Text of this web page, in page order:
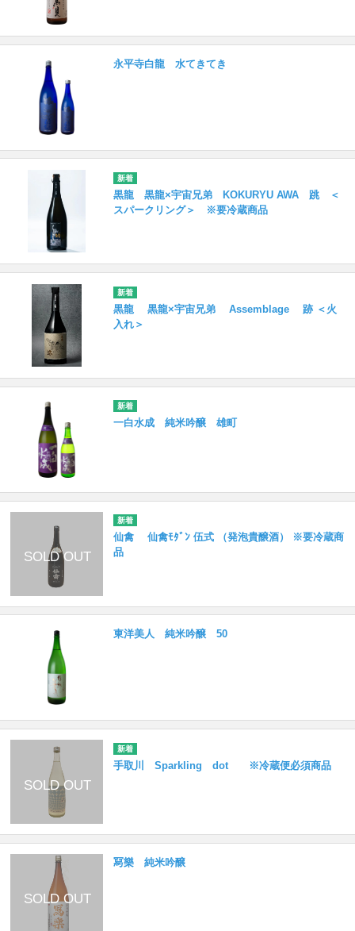
永平寺白龍 水てきてき
黒龍 黒龍×宇宙兄弟 KOKURYU AWA 跳 ＜
スパークリング＞ ※要冷蔵商品
黒龍 黒龍×宇宙兄弟 Assemblage 跡 ＜火
入れ＞
一白水成 純米吟醸 雄町
仙禽 仙禽ﾓﾀﾞﾝ 伍式 （発泡貴醸酒） ※要冷蔵商
品
東洋美人 純米吟醸 50
手取川 Sparkling dot ※冷蔵便必須商品
冩樂 純米吟醸